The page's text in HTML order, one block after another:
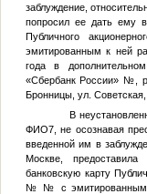
заблуждение,
попросил ее дать ему
Публичного
эмитированным к ней
года в
«Сбербанк России» №
,
Бронницы, ул.
В
ФИО7, не осознавая
введенной им в
Москве,
банковскую карту
№ № с